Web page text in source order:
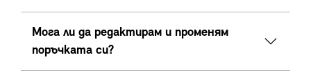
Мога ли да редактирам и променям
поръчката си?